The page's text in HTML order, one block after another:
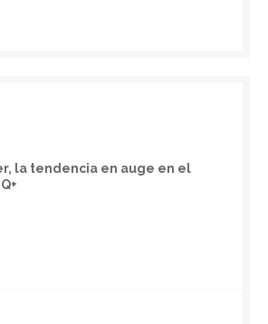
la tendencia en auge en el